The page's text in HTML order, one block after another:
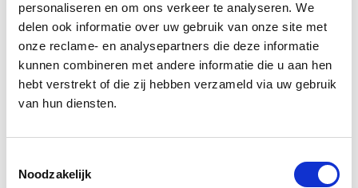
personaliseren en om ons verkeer te analyseren. We
delen ook informatie over uw gebruik van onze site met
onze reclame- en analysepartners die deze informatie
kunnen combineren met andere informatie die u aan hen
hebt verstrekt of die zij hebben verzameld via uw gebruik
van hun diensten.
Noodzakelijk
duurzame succes:
Bij ons gaat het niet om snelheid, maar om
kwaliteiten duurzaamheid . Wij zorgen ervoor dat
jouw webshop of webwinkel klaar is voor
Start de samenwerking